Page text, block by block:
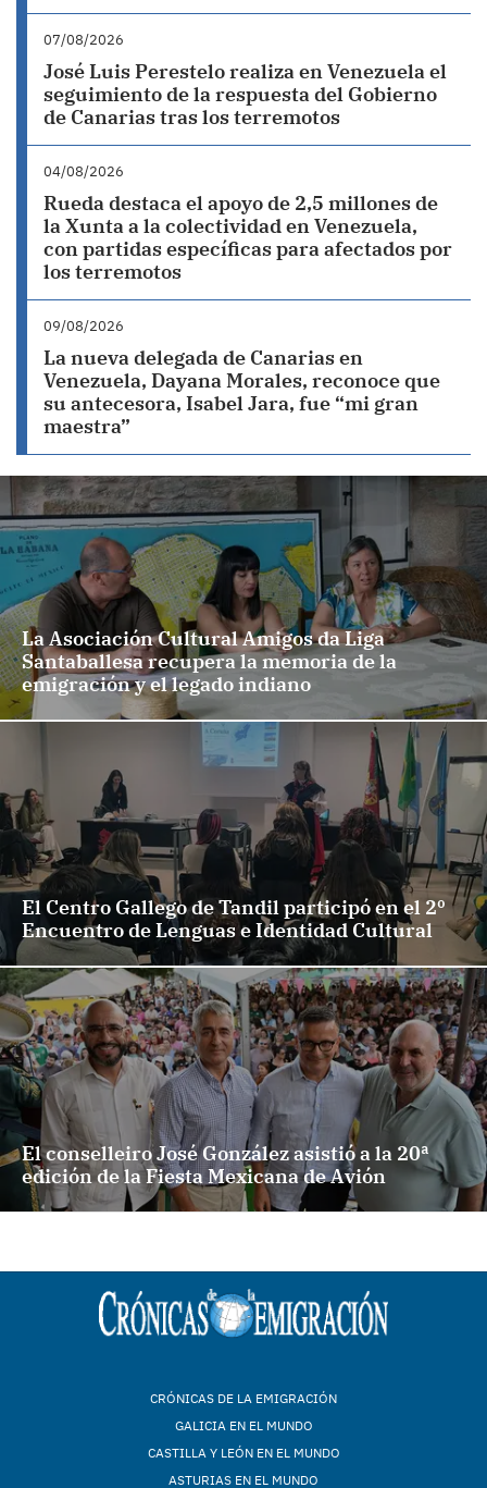
07/08/2026
José Luis Perestelo realiza en Venezuela el
seguimiento de la respuesta del Gobierno
de Canarias tras los terremotos
04/08/2026
Rueda destaca el apoyo de 2,5 millones de
la Xunta a la colectividad en Venezuela,
con partidas específicas para afectados por
los terremotos
09/08/2026
La nueva delegada de Canarias en
Venezuela, Dayana Morales, reconoce que
su antecesora, Isabel Jara, fue “mi gran
maestra”
La Asociación Cultural Amigos da Liga
Santaballesa recupera la memoria de la
emigración y el legado indiano
El Centro Gallego de Tandil participó en el 2º
Encuentro de Lenguas e Identidad Cultural
El conselleiro José González asistió a la 20ª
edición de la Fiesta Mexicana de Avión
CRÓNICAS DE LA EMIGRACIÓN
GALICIA EN EL MUNDO
CASTILLA Y LEÓN EN EL MUNDO
ASTURIAS EN EL MUNDO